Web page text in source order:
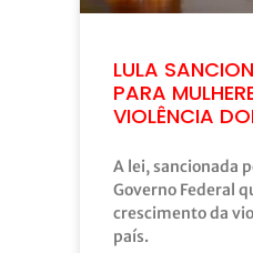
LULA
PARA
VIOLÊNCIA
A lei, sancionada
Governo Federal
crescimento da
país.